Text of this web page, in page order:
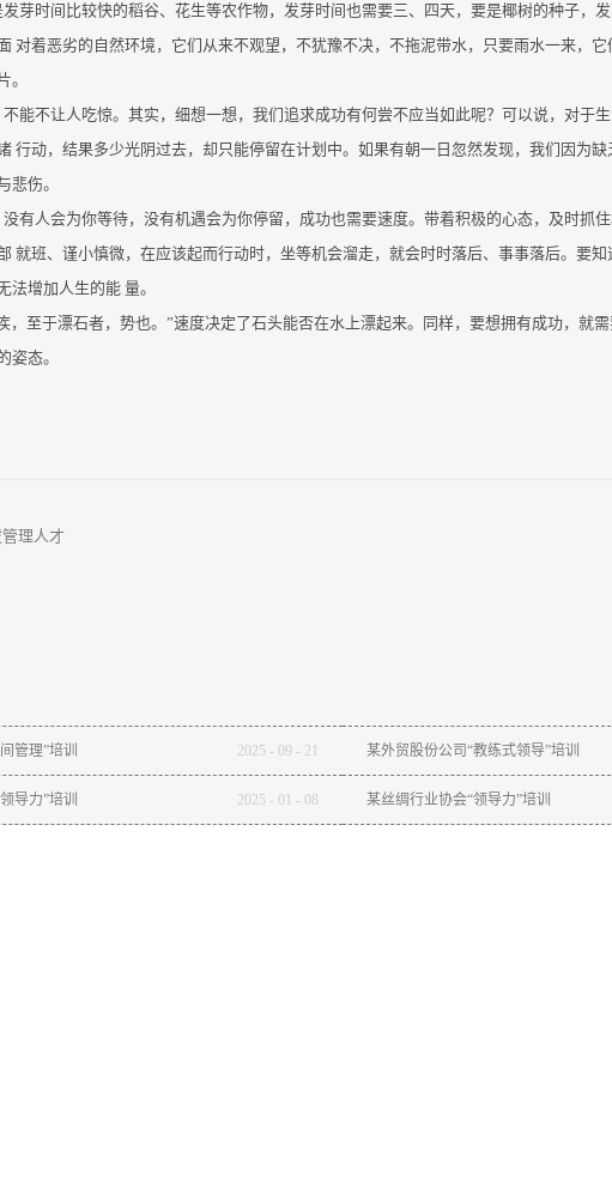
芽时间比较快的稻谷、花生等农作物，发芽时间也需要三、四天，要是椰树的种子，
对着恶劣的自然环境，它们从来不观望，不犹豫不决，不拖泥带水，只要雨水一来，
。
能不让人吃惊。其实，细想一想，我们追求成功有何尝不应当如此呢？可以说，对于
行动，结果多少光阴过去，却只能停留在计划中。如果有朝一日忽然发现，我们因为
悲伤。
有人会为你等待，没有机遇会为你停留，成功也需要速度。带着积极的心态，及时抓
就班、谨小慎微，在应该起而行动时，坐等机会溜走，就会时时落后、事事落后。要
法增加人生的能 量。
，至于漂石者，势也。”速度决定了石头能否在水上漂起来。同样，要想拥有成功，就
姿态。
理人才
管理”培训 2025 - 09 - 21 某外贸股份公司“教练式领导”培训
导力”培训 2025 - 01 - 08 某丝绸行业协会“领导力”培训